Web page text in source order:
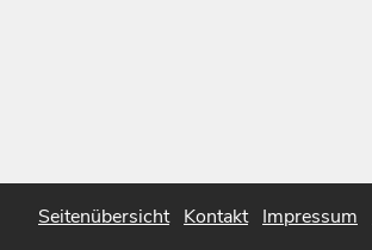
Seitenübersicht Kontakt Impressum